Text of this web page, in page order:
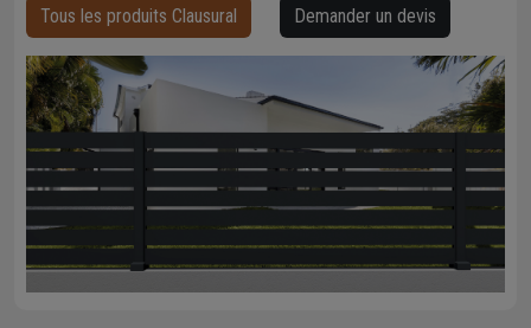
Tous les produits Clausural Demander un devis